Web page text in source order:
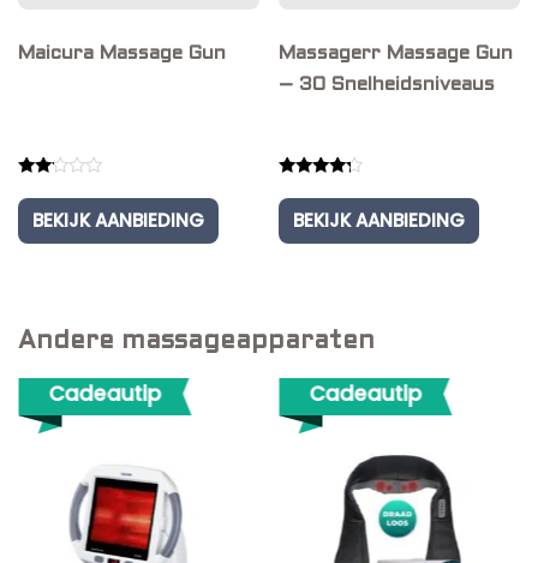
Maicura Massage Gun
2.00
out
of 5
BEKIJK AANBIEDING
Massagerr Massage Gun
– 30 Snelheidsniveaus
4.00
out of 5
BEKIJK AANBIEDING
Andere massageapparaten
Cadeautip Cadeautip